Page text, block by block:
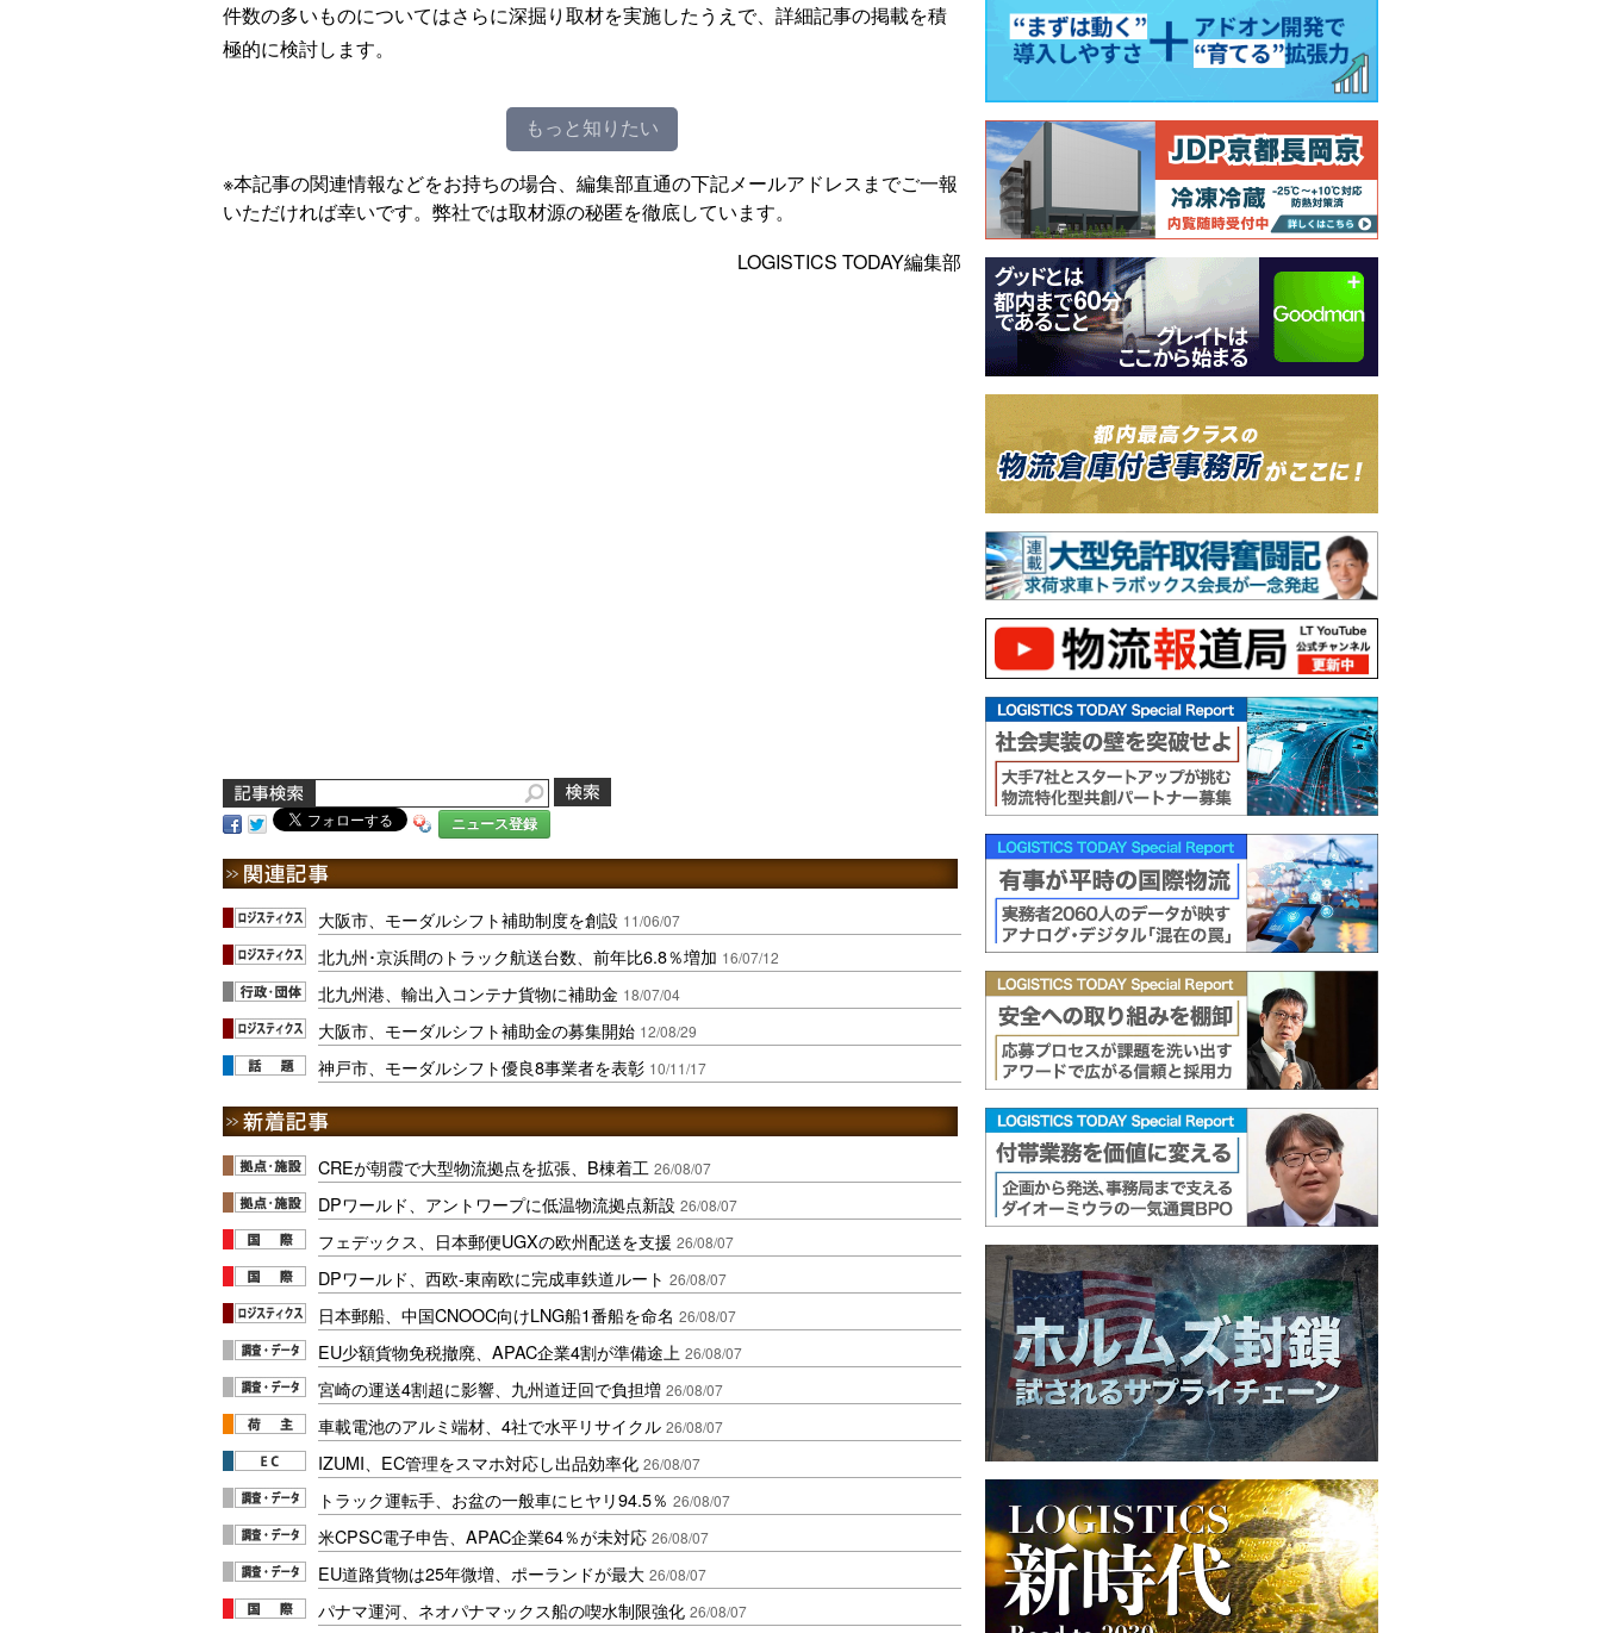
件数の多いものについてはさらに深掘り取材を実施したうえで、詳細記事の掲載を積
極的に検討します。
もっと知りたい
※本記事の関連情報などをお持ちの場合、編集部直通の下記メールアドレスまでご一報
いただければ幸いです。弊社では取材源の秘匿を徹底しています。
LOGISTICS TODAY編集部
ニュース登録
大阪市、モーダルシフト補助制度を創設 11/06/07
北九州･京浜間のトラック航送台数、前年比6.8％増加 16/07/12
北九州港、輸出入コンテナ貨物に補助金 18/07/04
大阪市、モーダルシフト補助金の募集開始 12/08/29
神戸市、モーダルシフト優良8事業者を表彰 10/11/17
CREが朝霞で大型物流拠点を拡張、B棟着工 26/08/07
DPワールド、アントワープに低温物流拠点新設 26/08/07
フェデックス、日本郵便UGXの欧州配送を支援 26/08/07
DPワールド、西欧-東南欧に完成車鉄道ルート 26/08/07
日本郵船、中国CNOOC向けLNG船1番船を命名 26/08/07
EU少額貨物免税撤廃、APAC企業4割が準備途上 26/08/07
宮崎の運送4割超に影響、九州道迂回で負担増 26/08/07
車載電池のアルミ端材、4社で水平リサイクル 26/08/07
IZUMI、EC管理をスマホ対応し出品効率化 26/08/07
トラック運転手、お盆の一般車にヒヤリ94.5％ 26/08/07
米CPSC電子申告、APAC企業64％が未対応 26/08/07
EU道路貨物は25年微増、ポーランドが最大 26/08/07
パナマ運河、ネオパナマックス船の喫水制限強化 26/08/07